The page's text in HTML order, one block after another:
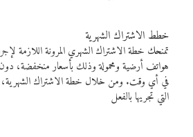
خطط الاشتراك الشهرية
تمنحك خطة الاشتراك الشهري المرونة اللازمة
هواتف أرضية ومحمولة وذلك بأسعار منخفضة،
في أي وقت. ومن خلال خطة الاشتراك الشهرية،
التي تجريها بالفعل